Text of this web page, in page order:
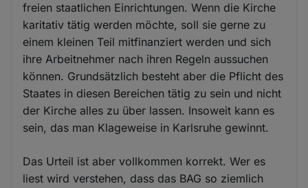
freien staatlichen Einrichtungen. Wenn die Kirche
karitativ tätig werden möchte, soll sie gerne zu
einem kleinen Teil mitfinanziert werden und sich
ihre Arbeitnehmer nach ihren Regeln aussuchen
können. Grundsätzlich besteht aber die Pflicht des
Staates in diesen Bereichen tätig zu sein und nicht
der Kirche alles zu über lassen. Insoweit kann es
sein, das man Klageweise in Karlsruhe gewinnt.
Das Urteil ist aber vollkommen korrekt. Wer es
liest wird verstehen, dass das BAG so ziemlich